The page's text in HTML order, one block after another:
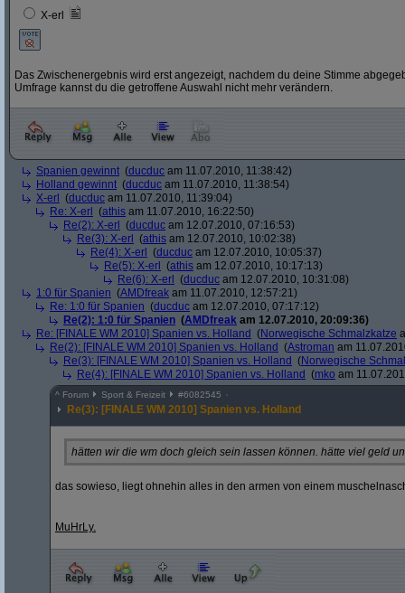
X-erl
Das Zwischenergebnis wird erst angezeigt, nachdem du deine Stimme
Umfrage kannst du die getroffene Auswahl nicht mehr verändern.
Spanien gewinnt (ducduc am 11.07.2010, 11:38:42)
Holland gewinnt (ducduc am 11.07.2010, 11:38:54)
X-erl
(ducduc am 11.07.2010, 11:39:04)
Re: X-erl
(athis am 11.07.2010, 16:22:50)
Re(2): X-erl
(ducduc am 12.07.2010, 07:16:53)
Re(3): X-erl
(athis am 12.07.2010, 10:02:38)
Re(4): X-erl
(ducduc am 12.07.2010, 10:05:37)
Re(5): X-erl
(athis am 12.07.2010, 10:17:13)
Re(6): X-erl
(ducduc am 12.07.2010, 10:31:08)
1:0 für Spanien (AMDfreak am 11.07.2010, 12:57:21)
Re: 1:0 für Spanien (ducduc am 12.07.2010, 07:17:12)
Re(2): 1:0 für Spanien (AMDfreak am 12.07.2010, 20:09:36)
Re: [FINALE WM 2010] Spanien vs. Holland (Norwegische Schmalzkatze
Re(2): [FINALE WM 2010] Spanien vs. Holland (Astroman am
Re(3): [FINALE WM 2010] Spanien vs. Holland (Norwegische
Re(4): [FINALE WM 2010] Spanien vs. Holland (mko am
^ Forum Sport & Freizeit #6082545
Re(3): [FINALE WM 2010] Spanien vs. Holland
hätten wir die wm doch gleich sein lassen können. hätte viel geld
das sowieso, liegt ohnehin alles in den armen von einem
MuHrLy.